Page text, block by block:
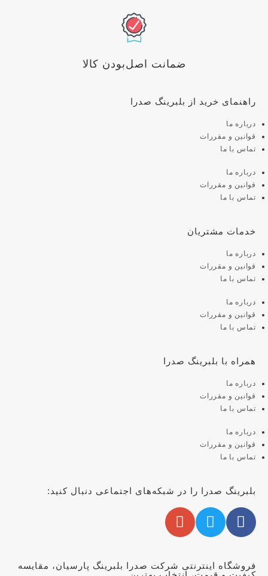
ضمانت اصل‌بودن کالا
راهنمای خرید از بلبرینگ صدرا
درباره ما
قوانین و مقررات
تماس با ما
درباره ما
قوانین و مقررات
تماس با ما
خدمات مشتریان
درباره ما
قوانین و مقررات
تماس با ما
درباره ما
قوانین و مقررات
تماس با ما
همراه با بلبرینگ صدرا
درباره ما
قوانین و مقررات
تماس با ما
درباره ما
قوانین و مقررات
تماس با ما
بلبرینگ صدرا را در شبکه‌های اجتماعی دنبال کنید:
فروشگاه اینترنتی شرکت صدرا بلبرینگ پارسیان، مقایسه